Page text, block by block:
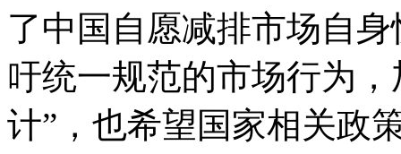
了中国自愿减排市场自
吁统一规范的市场行为
计”，也希望国家相关政